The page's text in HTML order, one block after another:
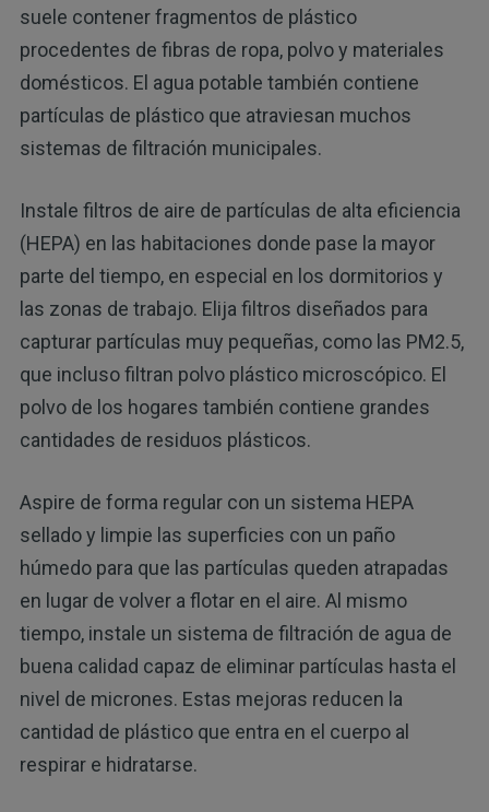
suele contener fragmentos de plástico
procedentes de fibras de ropa, polvo y materiales
domésticos. El agua potable también contiene
partículas de plástico que atraviesan muchos
sistemas de filtración municipales.
Instale filtros de aire de partículas de alta eficiencia
(HEPA) en las habitaciones donde pase la mayor
parte del tiempo, en especial en los dormitorios y
las zonas de trabajo. Elija filtros diseñados para
capturar partículas muy pequeñas, como las PM2.5,
que incluso filtran polvo plástico microscópico. El
polvo de los hogares también contiene grandes
cantidades de residuos plásticos.
Aspire de forma regular con un sistema HEPA
sellado y limpie las superficies con un paño
húmedo para que las partículas queden atrapadas
en lugar de volver a flotar en el aire. Al mismo
tiempo, instale un sistema de filtración de agua de
buena calidad capaz de eliminar partículas hasta el
nivel de micrones. Estas mejoras reducen la
cantidad de plástico que entra en el cuerpo al
respirar e hidratarse.